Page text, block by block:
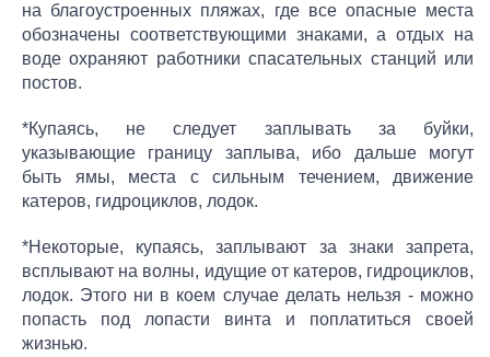
на благоустроенных пляжах, где все опасные места
обозначены соответствующими знаками, а отдых на
воде охраняют работники спасательных станций или
постов.
*Купаясь, не следует заплывать за буйки,
указывающие границу заплыва, ибо дальше могут
быть ямы, места с сильным течением, движение
катеров, гидроциклов, лодок.
*Некоторые, купаясь, заплывают за знаки запрета,
всплывают на волны, идущие от катеров, гидроциклов,
лодок. Этого ни в коем случае делать нельзя - можно
попасть под лопасти винта и поплатиться своей
жизнью.